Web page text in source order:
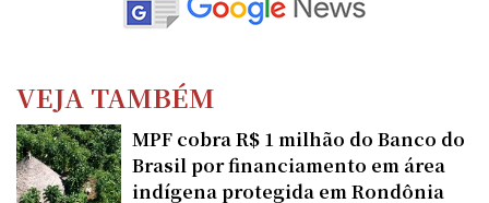
VEJA TAMBÉM
MPF cobra R$ 1 milhão do Banco do
Brasil por financiamento em área
indígena protegida em Rondônia